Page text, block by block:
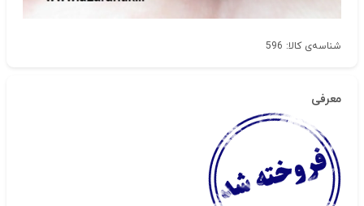
شناسه‌ی کالا: 596
معرفی